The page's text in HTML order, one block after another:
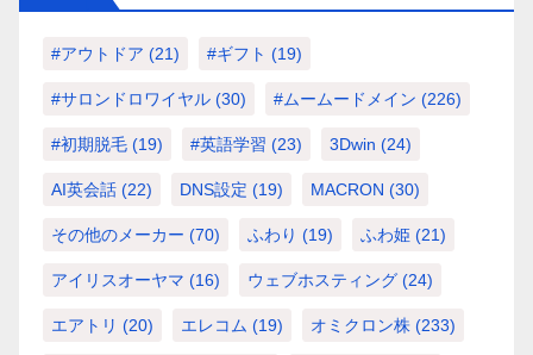
#アウトドア (21) #ギフト (19)
#サロンドロワイヤル (30) #ムームードメイン (226)
#初期脱毛 (19) #英語学習 (23) 3Dwin (24)
AI英会話 (22) DNS設定 (19) MACRON (30)
その他のメーカー (70) ふわり (19) ふわ姫 (21)
アイリスオーヤマ (16) ウェブホスティング (24)
エアトリ (20) エレコム (19) オミクロン株 (233)